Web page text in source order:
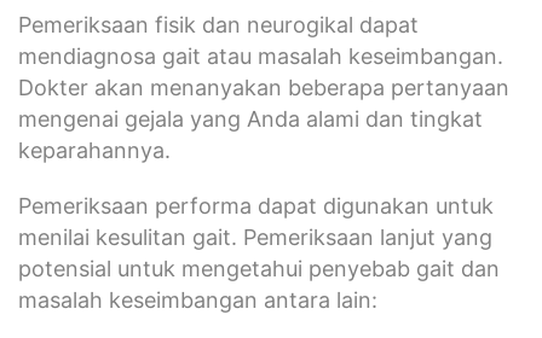
Pemeriksaan fisik dan neurogikal dapat
mendiagnosa gait atau masalah keseimbangan.
Dokter akan menanyakan beberapa pertanyaan
mengenai gejala yang Anda alami dan tingkat
keparahannya.
Pemeriksaan performa dapat digunakan untuk
menilai kesulitan gait. Pemeriksaan lanjut yang
potensial untuk mengetahui penyebab gait dan
masalah keseimbangan antara lain: